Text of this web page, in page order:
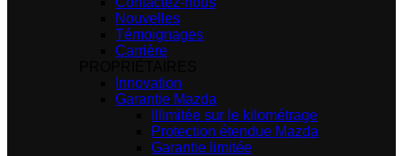
Nouvelles
Témoignages
Carrière
Innovation
Garantie Mazda
Illimitée sur le kilométrage
Protection étendue Mazda
Garantie limitée